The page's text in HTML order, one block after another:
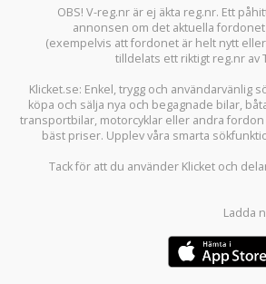
OBS! V-reg.nr är ej äkta reg.nr. Ett
annonsen om det aktuella
(exempelvis att fordonet är helt nytt
tilldelats ett riktigt reg.nr av
Klicket.se: Enkel, trygg och användarvänlig
köpa och sälja nya och begagnade bilar,
transportbilar, motorcyklar eller andra fordon
bäst priser. Upplev våra smarta
Tack för att du använder Klicket och
Ladda